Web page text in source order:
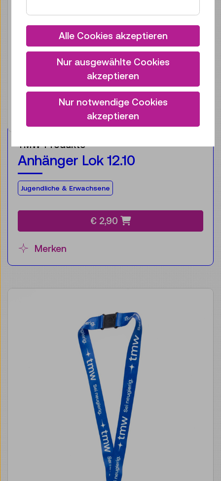
TMW-Produkte
Anhänger Lok 12.10
Für die Zielgruppe:
Jugendliche & Erwachsene
€ 2,90
Merken
Alle Cookies akzeptieren
Nur ausgewählte Cookies
akzeptieren
Nur notwendige Cookies
akzeptieren